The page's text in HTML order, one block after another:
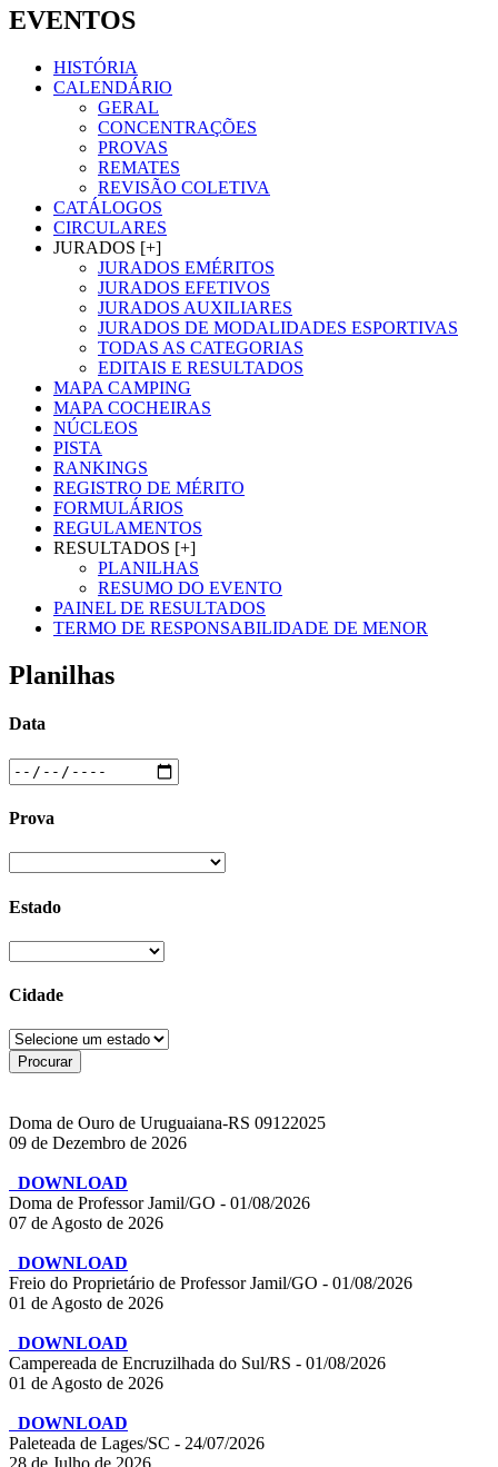
EVENTOS
HISTÓRIA
CALENDÁRIO
GERAL
CONCENTRAÇÕES
PROVAS
REMATES
REVISÃO COLETIVA
CATÁLOGOS
CIRCULARES
JURADOS [+]
JURADOS EMÉRITOS
JURADOS EFETIVOS
JURADOS AUXILIARES
JURADOS DE MODALIDADES ESPORTIVAS
TODAS AS CATEGORIAS
EDITAIS E RESULTADOS
MAPA CAMPING
MAPA COCHEIRAS
NÚCLEOS
PISTA
RANKINGS
REGISTRO DE MÉRITO
FORMULÁRIOS
REGULAMENTOS
RESULTADOS [+]
PLANILHAS
RESUMO DO EVENTO
PAINEL DE RESULTADOS
TERMO DE RESPONSABILIDADE DE MENOR
Planilhas
Data
Prova
Estado
Cidade
Doma de Ouro de Uruguaiana-RS 09122025
09 de Dezembro de 2026
DOWNLOAD
Doma de Professor Jamil/GO - 01/08/2026
07 de Agosto de 2026
DOWNLOAD
Freio do Proprietário de Professor Jamil/GO - 01/08/2026
01 de Agosto de 2026
DOWNLOAD
Campereada de Encruzilhada do Sul/RS - 01/08/2026
01 de Agosto de 2026
DOWNLOAD
Paleteada de Lages/SC - 24/07/2026